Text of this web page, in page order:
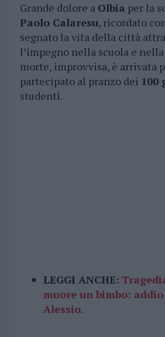
Grande dolore a Olbia per la
Paolo Calaresu, ricordato
segnato la vita della città
l’impegno nella scuola e
morte, improvvisa, è arrivata
partecipato al pranzo dei 100
studenti.
LEGGI ANCHE:
muore un bimbo:
Alessio.